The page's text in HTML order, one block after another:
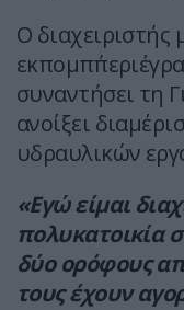
Ο διαχειριστής
συναντήσει τη
ανοίξει
υδραυλικών
«Εγώ είμαι
πολυκατοικία
δύο ορόφους
τους έχουν